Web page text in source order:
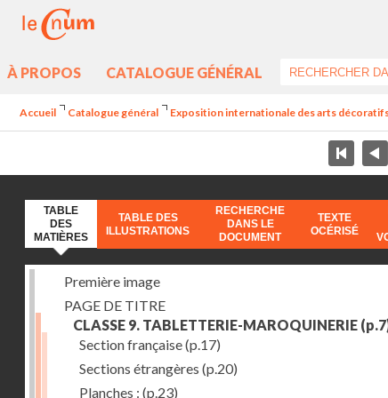
À PROPOS CATALOGUE GÉNÉRAL
Accueil Catalogue général Exposition internationale des arts
TABLE
DES
MATIÈRES
TABLE DES
ILLUSTRATIONS
RECHERCHE
DANS LE
DOCUMENT
TEXTE
OCÉRISÉ
Première image
PAGE DE TITRE
CLASSE 9. TABLETTERIE-MAROQUINERIE
Section française(p.17)
Sections étrangères (p.20)
Planches : (p.23)